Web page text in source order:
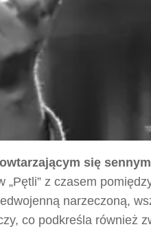
się sennym
„Pętli” z czasem
narzeczoną,
co podkreśla również